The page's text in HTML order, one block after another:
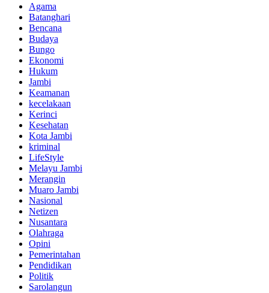
Agama
Batanghari
Bencana
Budaya
Bungo
Ekonomi
Hukum
Jambi
Keamanan
kecelakaan
Kerinci
Kesehatan
Kota Jambi
kriminal
LifeStyle
Melayu Jambi
Merangin
Muaro Jambi
Nasional
Netizen
Nusantara
Olahraga
Opini
Pemerintahan
Pendidikan
Politik
Sarolangun